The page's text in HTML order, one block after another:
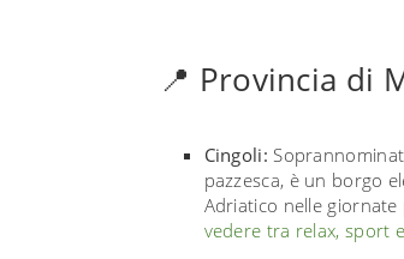
📍 Provincia di
Cingoli:
pazzesca, è un borgo
Adriatico nelle
vedere tra relax, sport